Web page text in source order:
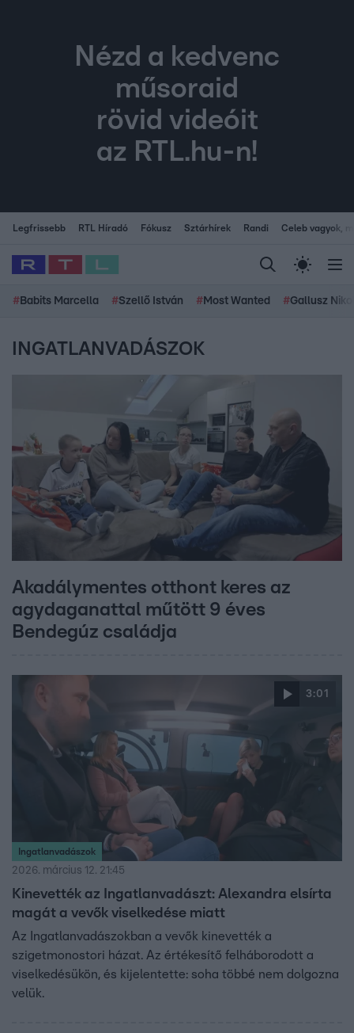
Nézd a kedvenc
műsoraid
rövid videóit
az RTL.hu-n!
Legfrissebb RTL Híradó Fókusz Sztárhírek Randi Celeb vagyok,
# Babits Marcella #Szellő István # Most Wanted #Gallusz
INGATLANVADÁSZOK
Akadálymentes otthont keres az
agydaganattal műtött 9 éves
Bendegúz családja
3:01
Ingatlanvadászok
2026. március 12. 21:45
Kinevették az Ingatlanvadászt: Alexandra elsírta
magát a vevők viselkedése miatt
Az Ingatlanvadászokban a vevők kinevették a
szigetmonostori házat. Az értékesítő felháborodott a
viselkedésükön, és kijelentette: soha többé nem dolgozna
velük.